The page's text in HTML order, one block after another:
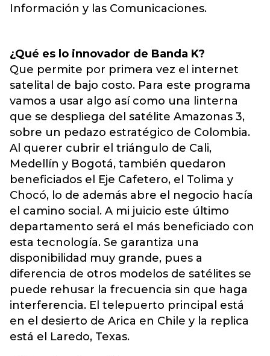
Información y las Comunicaciones.
¿Qué es lo innovador de Banda K?
Que permite por primera vez el internet
satelital de bajo costo. Para este programa
vamos a usar algo así como una linterna
que se despliega del satélite Amazonas 3,
sobre un pedazo estratégico de Colombia.
Al querer cubrir el triángulo de Cali,
Medellín y Bogotá, también quedaron
beneficiados el Eje Cafetero, el Tolima y
Chocó, lo de además abre el negocio hacía
el camino social. A mi juicio este último
departamento será el más beneficiado con
esta tecnología. Se garantiza una
disponibilidad muy grande, pues a
diferencia de otros modelos de satélites se
puede rehusar la frecuencia sin que haga
interferencia. El telepuerto principal está
en el desierto de Arica en Chile y la replica
está el Laredo, Texas.